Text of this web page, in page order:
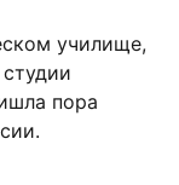
училище,
пора